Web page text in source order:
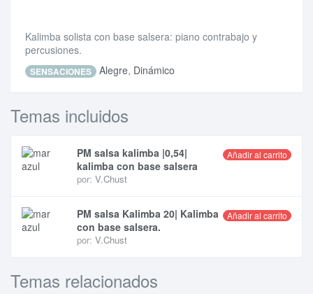
Kalimba solista con base salsera: piano contrabajo y
percusiones.
SENSACIONES Alegre, Dinámico
Temas incluidos
Añadir al carrito
PM salsa kalimba |0,54|
kalimba con base salsera
por: V.Chust
Añadir al carrito
PM salsa Kalimba 20| Kalimba
con base salsera.
por: V.Chust
Temas relacionados